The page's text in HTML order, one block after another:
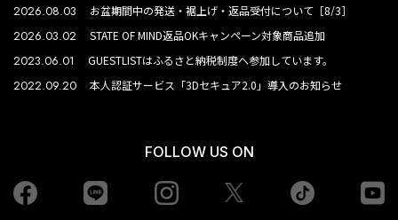
2026.08.03 お盆期間中の発送・裾上げ・返品受付について［8/3］
2026.03.02 STATE OF MIND返品OKキャンペーン対象商品追加
2023.06.01 GUESTLISTはふるさと納税制度へ参加しています。
2022.09.20 本人認証サービス「3Dセキュア2.0」導入のお知らせ
FOLLOW US ON
Facebook Instagram tiktok